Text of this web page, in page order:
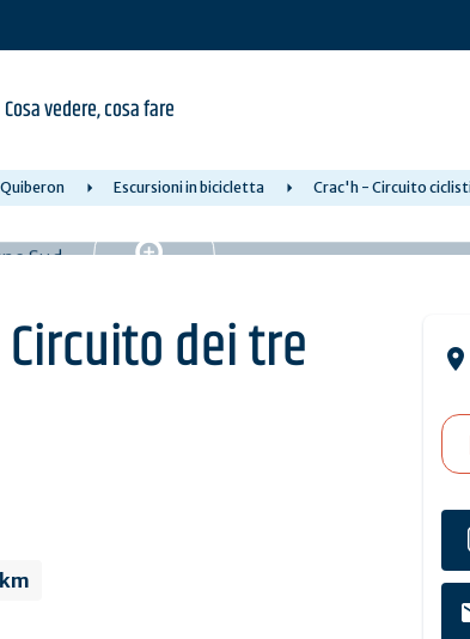
Cosa vedere, cosa fare
Escursioni in bicicletta Crac'h - Circuito
dei tre